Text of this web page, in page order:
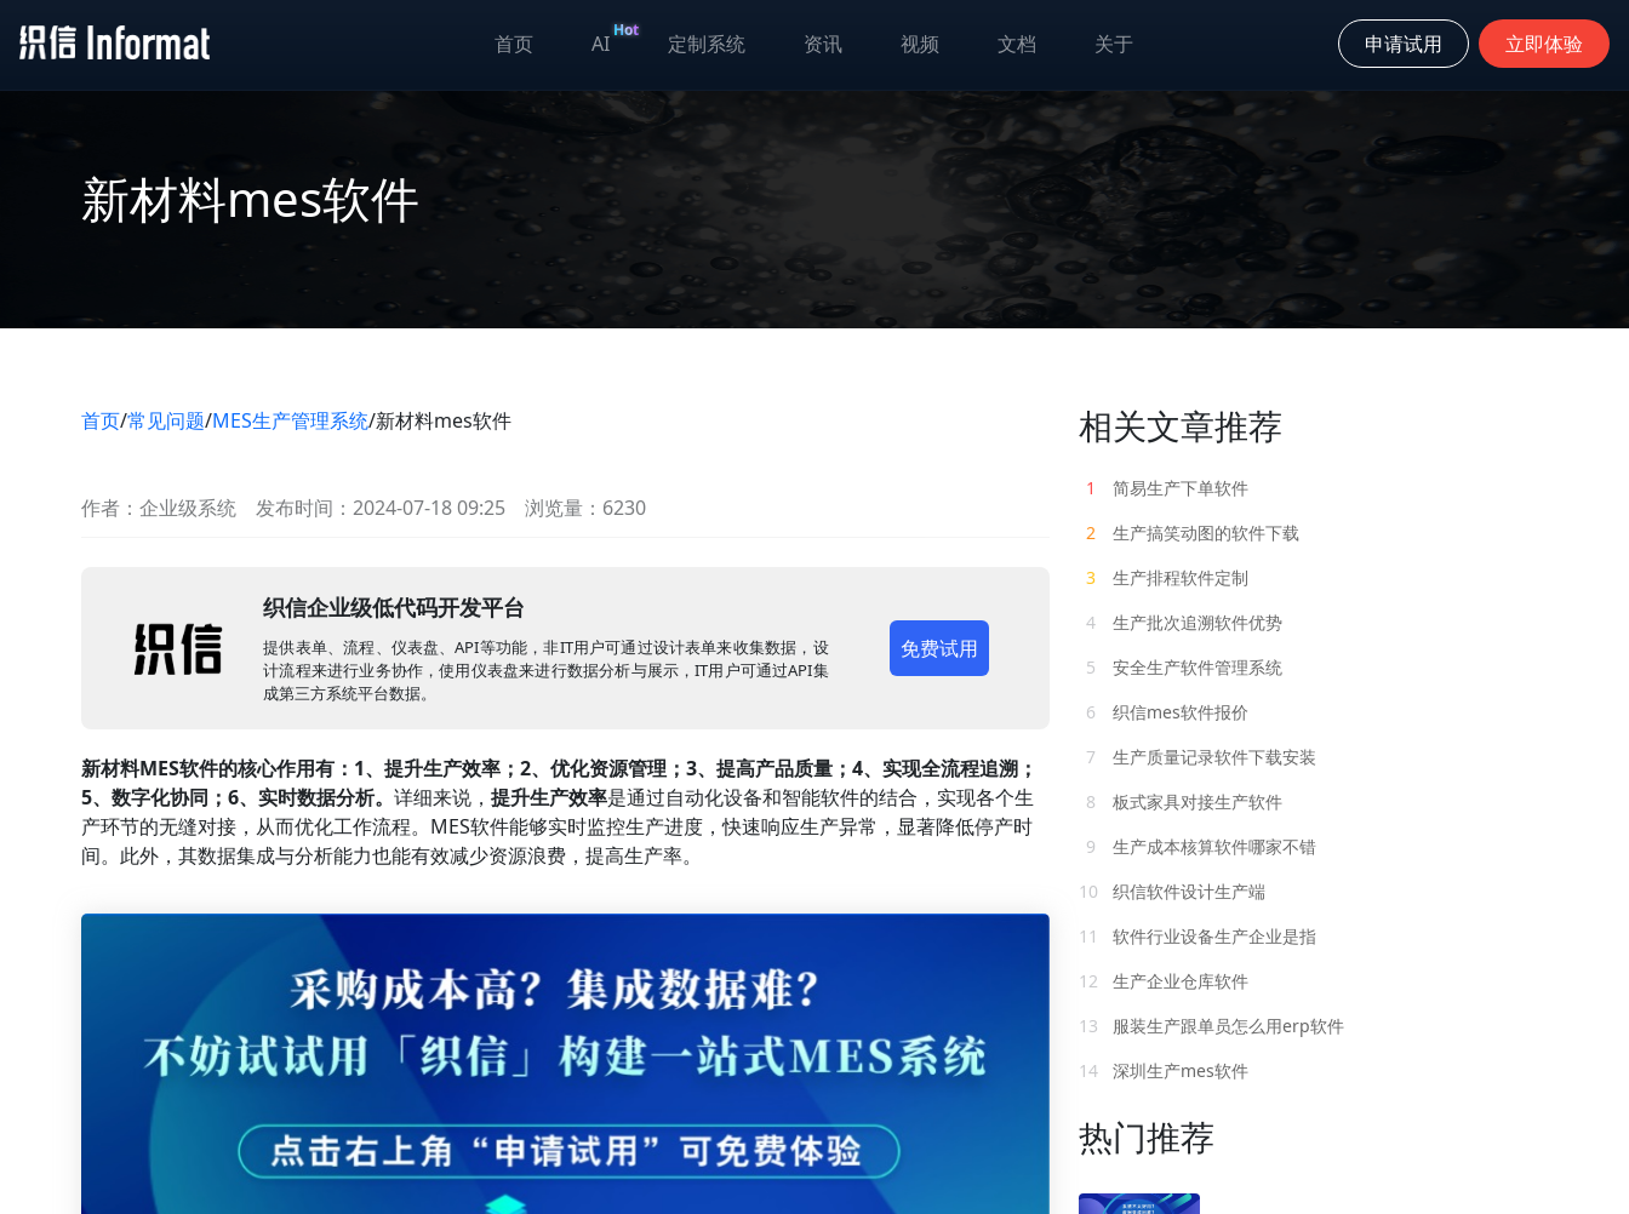
首页 AI
Hot
定制系统 资讯 视频 文档 关于 申请试用 立即体验
新材料mes软件
首页/常见问题/MES生产管理系统/新材料mes软件
作者：企业级系统 发布时间：2024-07-18 09:25 浏览量：6230
织信企业级低代码开发平台
提供表单、流程、仪表盘、API等功能，非IT用户可通过设计表单来收集数据，设
计流程来进行业务协作，使用仪表盘来进行数据分析与展示，IT用户可通过API集
成第三方系统平台数据。
免费试用
新材料MES软件的核心作用有：1、提升生产效率；2、优化资源管理；3、提高产品质量；4、实现全流程追溯；
5、数字化协同；6、实时数据分析。详细来说，提升生产效率是通过自动化设备和智能软件的结合，实现各个生
产环节的无缝对接，从而优化工作流程。MES软件能够实时监控生产进度，快速响应生产异常，显著降低停产时
间。此外，其数据集成与分析能力也能有效减少资源浪费，提高生产率。
相关文章推荐
1
简易生产下单软件
2
生产搞笑动图的软件下载
3
生产排程软件定制
4
生产批次追溯软件优势
5
安全生产软件管理系统
6
织信mes软件报价
7
生产质量记录软件下载安装
8
板式家具对接生产软件
9
生产成本核算软件哪家不错
10
织信软件设计生产端
11
软件行业设备生产企业是指
12
生产企业仓库软件
13
服装生产跟单员怎么用erp软件
14
深圳生产mes软件
热门推荐